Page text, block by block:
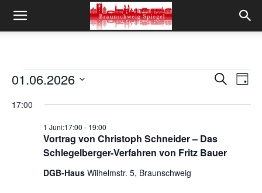
Veranstaltungen
für
2026
Suche
SucheTag
01.06.2026
wählen.
17:00
Vortrag von Christoph Schneider – Das
Schlegelberger-Verfahren von Fritz Bauer
1 Juni:17:00 - 19:00
DGB-Haus Wilhelmstr. 5, Braunschweig